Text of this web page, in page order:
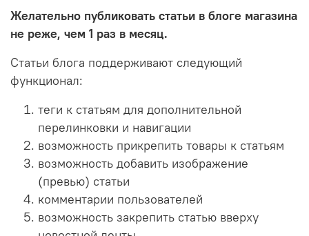
Желательно публиковать статьи в блоге магазина
не реже, чем 1 раз в месяц.
Статьи блога поддерживают следующий
функционал:
теги к статьям для дополнительной
перелинковки и навигации
возможность прикрепить товары к статьям
возможность добавить изображение
(превью) статьи
комментарии пользователей
возможность закрепить статью вверху